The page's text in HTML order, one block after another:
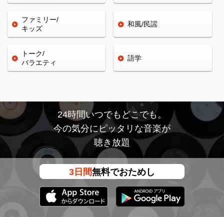
ファミリー/
キッズ
和風/民謡
トーク/
バラエティ
語学
24時間いつでもどこでも。
今の気分にピッタリな音楽が
聴き放題
3日間無料でおためし